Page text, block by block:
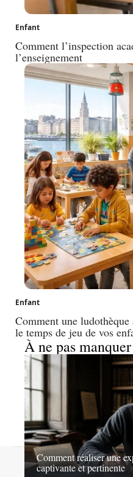
Enfant
Comment l’inspection
l’enseignement
Enfant
Comment une
le temps de jeu de vos
À ne pas manquer
Comment réaliser une
captivante et pertinente
Contact